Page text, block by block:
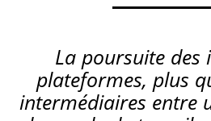
La poursuite des
plateformes, plus
intermédiaires entre